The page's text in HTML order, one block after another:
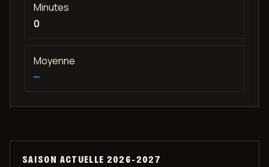
Minutes
0
Moyenne
—
SAISON ACTUELLE 2026-2027